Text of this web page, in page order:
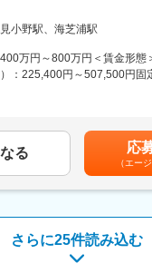
キルに応じて下記業務も担当い
究研究開発を実施し、競争優
、業務手段の課題や問題点
」を主軸とした紅茶・緑茶の
の生活を豊かにしたい」とい
っていただくことを最優先
テンシャルを明らかにし、サ
うな検証を行い、その情報
共同所長2名、メンバー9名（
囲気の中、実力次第で早期か
す。自発的な研究提案を歓迎
学び直しも積極的に後押しする
可能場所あり変更の範囲：会
小野駅、海芝浦駅
万円～800万円＜賃金形態
：225,400円～507,500円固
験・スキル等を考慮の上、当
改定：年1回賃金はあくまで
下する可能性があります。
。
る 応
（エー
さらに25件読み込む